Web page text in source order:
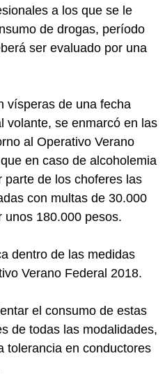
a los que se le
de drogas, período
ser evaluado por una
vísperas de una fecha
volante, se enmarcó en las
al Operativo Verano
en caso de alcoholemia
parte de los choferes las
con multas de 30.000
unos 180.000 pesos.
dentro de las medidas
Verano Federal 2018.
el consumo de estas
de todas las modalidades,
tolerancia en conductores